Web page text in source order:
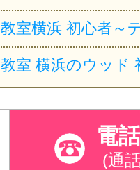
電
(通